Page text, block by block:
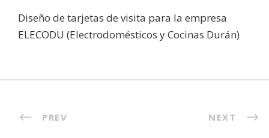
Diseño de tarjetas de visita para la empresa
ELECODU (Electrodomésticos y Cocinas Durán)
PREV NEXT